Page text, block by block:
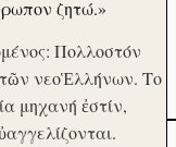
ζητώ.»
Πολλοστόν
νεοἙλλήνων. Το
μηχανή ἐστίν,